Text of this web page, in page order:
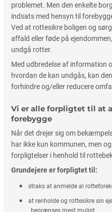
problemet. Men den enkelte
indsats med hensyn til
Ved at rottesikre boligen og
affald eller føde på
undgå rotter.
Med udbredelse af information
hvordan de kan undgås, kan
forhindre og/eller reducere
Vi er alle forpligtet til at
forebygge
Når det drejer sig om
har ikke kun kommunen, men
forpligtelser i henhold til
Grundejere er forpligtet til:
straks at anmelde al
at renholde og rottesikre sin
begrænses mest muligt